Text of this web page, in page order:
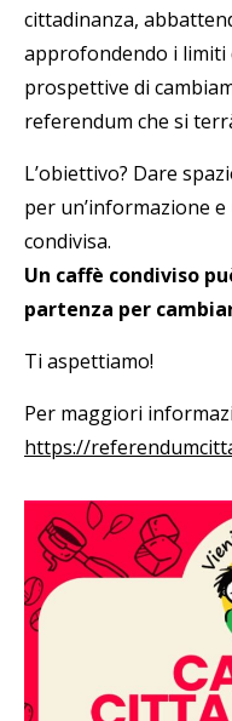
cittadinanza,
approfondendo i limiti
prospettive di
referendum che si
L’obiettivo? Dare
per un’informazione
condivisa.
Un caffè condiviso
partenza per
Ti aspettiamo!
Per maggiori
https://